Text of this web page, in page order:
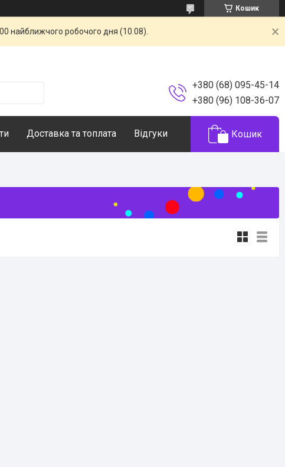
Кошик
найближчого робочого дня (10.08).
+380 (68) 095-45-14
+380 (96) 108-36-07
Доставка та топлата Відгуки Кошик